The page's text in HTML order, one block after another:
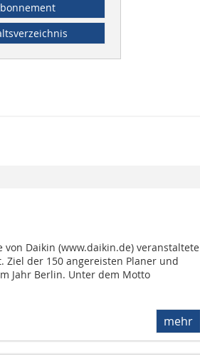
Daikin (www.daikin.de) veranstaltete
Ziel der 150 angereisten Planer und
Jahr Berlin. Unter dem Motto
mehr